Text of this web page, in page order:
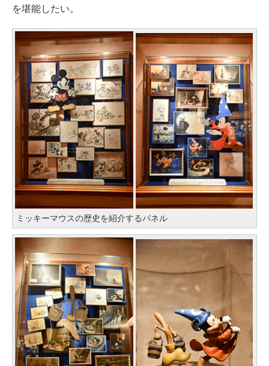
を堪能したい。
ミッキーマウスの歴史を紹介するパネル